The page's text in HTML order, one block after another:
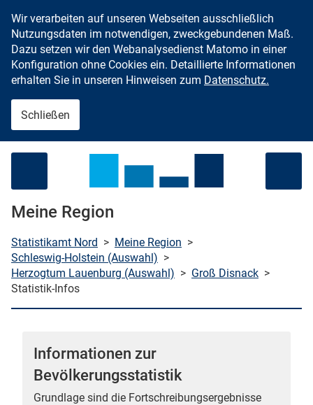
Zum Inhalt springen
starten
Wir verarbeiten auf unseren Webseiten ausschließlich
Nutzungsdaten im notwendigen, zweckgebundenen Maß.
Dazu setzen wir den Webanalysedienst Matomo in einer
Konfiguration ohne Cookies ein. Detaillierte Informationen
erhalten Sie in unseren Hinweisen zum Datenschutz.
Schließen
Meine Region
Statistikamt Nord > Meine Region >
Schleswig-Holstein (Auswahl) >
Herzogtum Lauenburg (Auswahl) > Groß Disnack >
Statistik-Infos
Informationen zur
Bevölkerungsstatistik
Grundlage sind die Fortschreibungsergebnisse